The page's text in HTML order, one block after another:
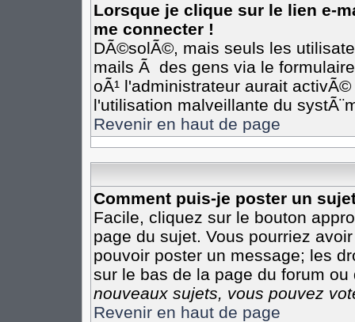
Lorsque je clique sur le lien e-
me connecter !
DÃ©solÃ©, mais seuls les
mails Ã des gens via le
oÃ¹ l'administrateur aurait
l'utilisation malveillante du
Revenir en haut de page
Comment puis-je poster un
Facile, cliquez sur le bouton
page du sujet. Vous pourriez
pouvoir poster un message; les
sur le bas de la page du forum
nouveaux sujets, vous pouvez
Revenir en haut de page